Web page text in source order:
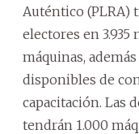
Auténtico (PLRA)
electores en 3.935
máquinas,
disponibles de
capacitación. Las
tendrán 1.000